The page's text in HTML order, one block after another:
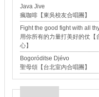
Java Jive
瘋咖啡【東吳校友合唱團】
Fight the good fight with all
用你所有的力量打美好的仗【
心】
Bogoróditse Djévo
聖母頌【台北室內合唱團】